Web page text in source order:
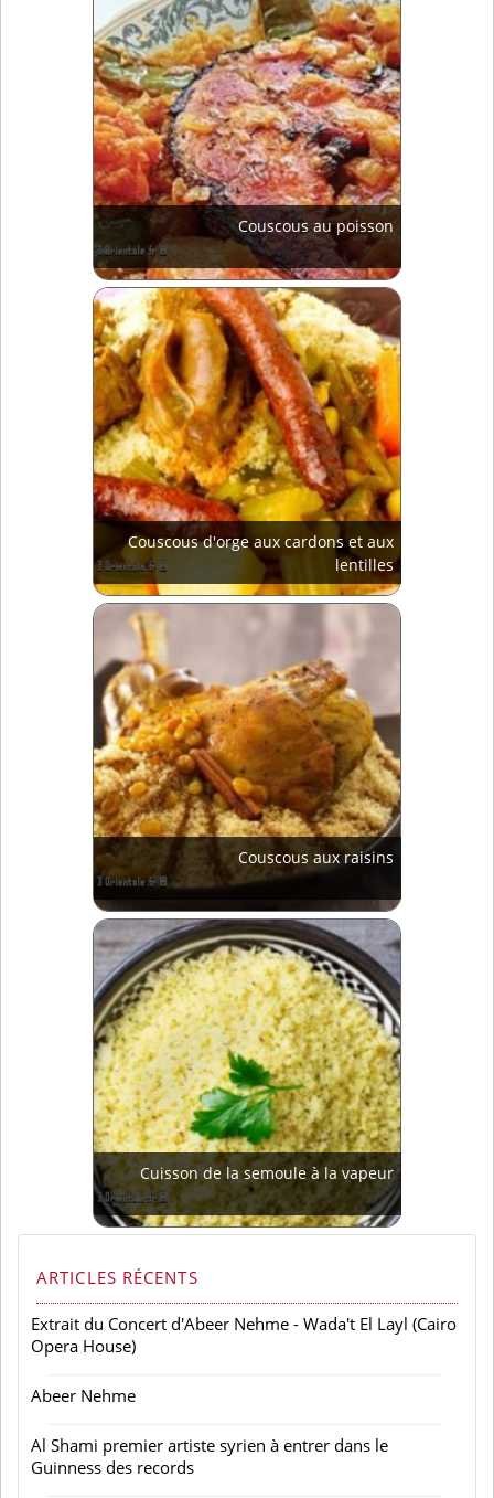
Couscous au poisson
Couscous d'orge aux cardons et aux
lentilles
Couscous aux raisins
Cuisson de la semoule à la vapeur
ARTICLES RÉCENTS
Extrait du Concert d'Abeer Nehme - Wada't El Layl (Cairo
Opera House)
Abeer Nehme
Al Shami premier artiste syrien à entrer dans le
Guinness des records